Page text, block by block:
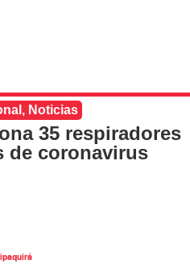
, Noticias
35 respiradores
de coronavirus